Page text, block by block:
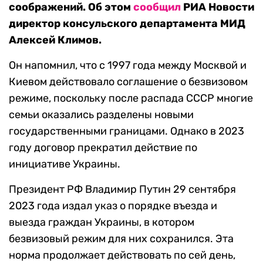
соображений. Об этом сообщил РИА Новости
директор консульского департамента МИД
Алексей Климов.
Он напомнил, что с 1997 года между Москвой и
Киевом действовало соглашение о безвизовом
режиме, поскольку после распада СССР многие
семьи оказались разделены новыми
государственными границами. Однако в 2023
году договор прекратил действие по
инициативе Украины.
Президент РФ Владимир Путин 29 сентября
2023 года издал указ о порядке въезда и
выезда граждан Украины, в котором
безвизовый режим для них сохранился. Эта
норма продолжает действовать по сей день,